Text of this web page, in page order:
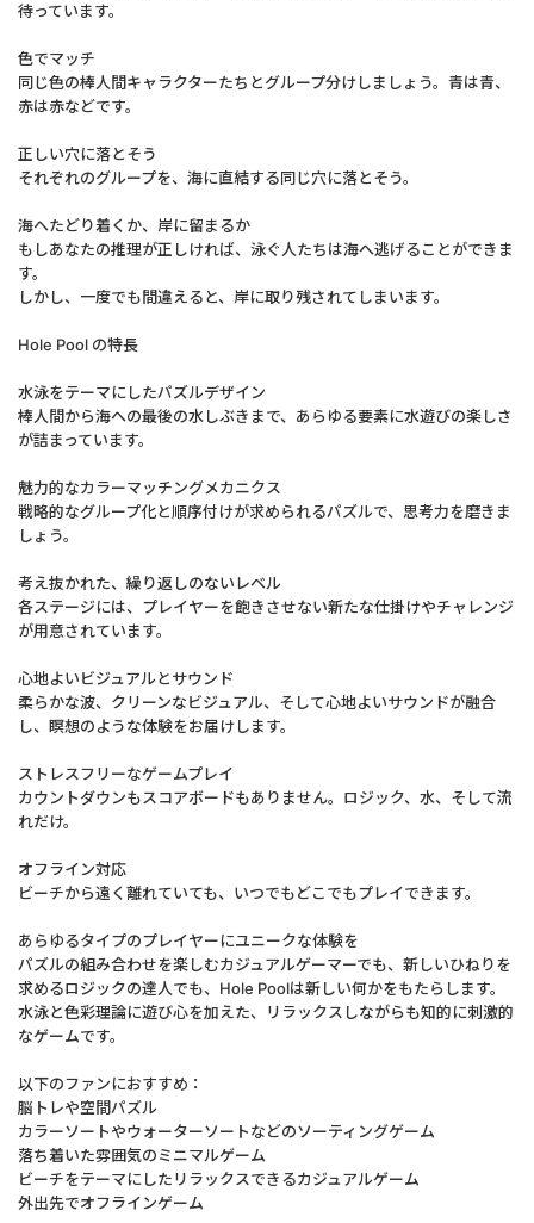
待っています。
色でマッチ
同じ色の棒人間キャラクターたちとグループ分けしましょう。青は青、
赤は赤などです。
正しい穴に落とそう
それぞれのグループを、海に直結する同じ穴に落とそう。
海へたどり着くか、岸に留まるか
もしあなたの推理が正しければ、泳ぐ人たちは海へ逃げることができま
す。
しかし、一度でも間違えると、岸に取り残されてしまいます。
Hole Pool の特長
水泳をテーマにしたパズルデザイン
棒人間から海への最後の水しぶきまで、あらゆる要素に水遊びの楽しさ
が詰まっています。
魅力的なカラーマッチングメカニクス
戦略的なグループ化と順序付けが求められるパズルで、思考力を磨きま
しょう。
考え抜かれた、繰り返しのないレベル
各ステージには、プレイヤーを飽きさせない新たな仕掛けやチャレンジ
が用意されています。
心地よいビジュアルとサウンド
柔らかな波、クリーンなビジュアル、そして心地よいサウンドが融合
し、瞑想のような体験をお届けします。
ストレスフリーなゲームプレイ
カウントダウンもスコアボードもありません。ロジック、水、そして流
れだけ。
オフライン対応
ビーチから遠く離れていても、いつでもどこでもプレイできます。
あらゆるタイプのプレイヤーにユニークな体験を
パズルの組み合わせを楽しむカジュアルゲーマーでも、新しいひねりを
求めるロジックの達人でも、Hole Poolは新しい何かをもたらします。
水泳と色彩理論に遊び心を加えた、リラックスしながらも知的に刺激的
なゲームです。
以下のファンにおすすめ：
脳トレや空間パズル
カラーソートやウォーターソートなどのソーティングゲーム
落ち着いた雰囲気のミニマルゲーム
ビーチをテーマにしたリラックスできるカジュアルゲーム
外出先でオフラインゲーム